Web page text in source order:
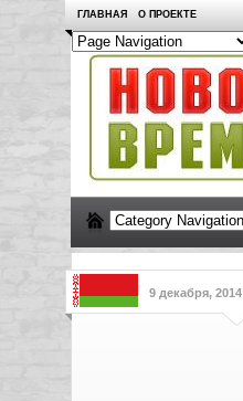
ГЛАВНАЯ О ПРОЕКТЕ
9 декабря, 2014